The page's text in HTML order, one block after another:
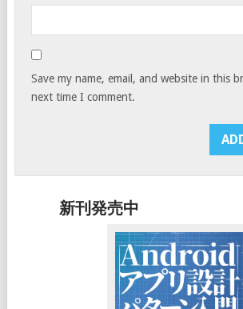
Save my name, email, and website in this
next time I comment.
新刊発売中